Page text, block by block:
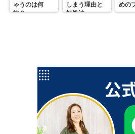
ゃうのは何
故？
しまう理由と
対処法
めの